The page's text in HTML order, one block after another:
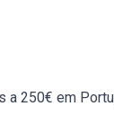
a 250€ em